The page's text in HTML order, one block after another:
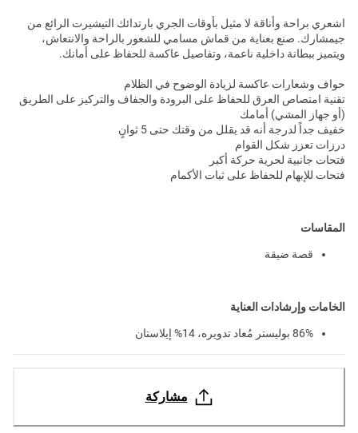
اشعري براحة وأناقة لا مثيل بأوقات الجري بارتدائك التيشيرت الرائع من
جيمشارك. صنع بعناية من قماش مسامي للشعور بالراحة والانتعاش،
ويتميز ببطانة داخلية ناعمة، وتفاصيل عاكسة للحفاظ على أمانك.
حواف وشعارات عاكسة لزيادة الوضوح في الظلام
تقنية امتصاص العرق للحفاظ على البرودة والجفاف والتركيز على الطريق
(أو جهاز المشي) أمامك
خفيف جداً لدرجة أنه قد يقلل من وقتك حتى 5 ثوانٍ
درزات تعزز شكل القوام
فتحات جانبية لحرية حركة أكبر
فتحات للإبهام للحفاظ على ثبات الأكمام
المقاسات
قصة ضيقة
الخامات وإرشادات العناية
86% بوليستر مُعاد تدويره، 14% إيلاستان
مشاركة